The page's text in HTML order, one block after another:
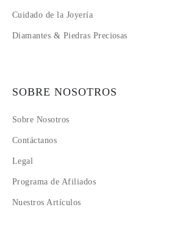
Cuidado de la Joyería
Diamantes & Piedras Preciosas
SOBRE NOSOTROS
Sobre Nosotros
Contáctanos
Legal
Programa de Afiliados
Nuestros Artículos